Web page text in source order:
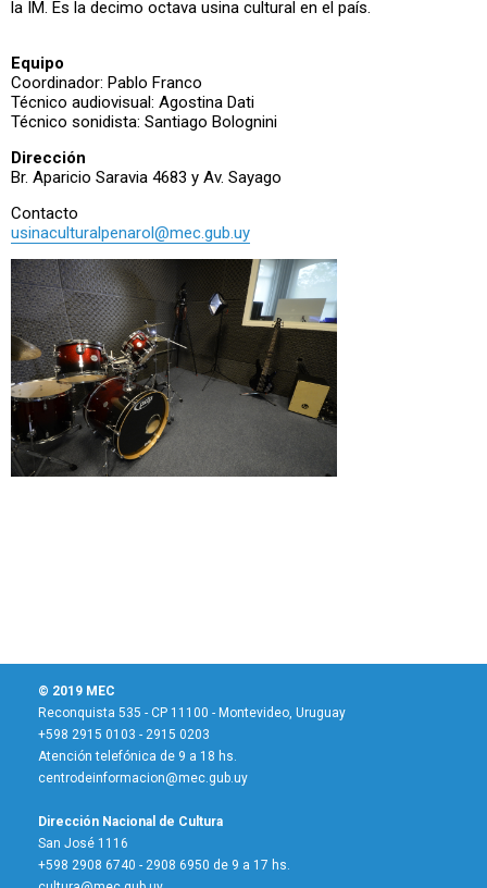
la IM. Es la decimo octava usina cultural en el país.
Equipo
Coordinador: Pablo Franco
Técnico audiovisual: Agostina Dati
Técnico sonidista: Santiago Bolognini
Dirección
Br. Aparicio Saravia 4683 y Av. Sayago
Contacto
usinaculturalpenarol@mec.gub.uy
© 2019 MEC
Reconquista 535 - CP 11100 - Montevideo, Uruguay
+598 2915 0103 - 2915 0203
Atención telefónica de 9 a 18 hs.
centrodeinformacion@mec.gub.uy
Dirección Nacional de Cultura
San José 1116
+598 2908 6740 - 2908 6950 de 9 a 17 hs.